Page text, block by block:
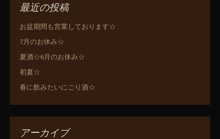
最近の投稿
お盆期間も営業しております☆
7月のお休み☆
夏酒☆6月のお休み☆
初夏☆
春に飲みたいにごり酒☆
アーカイブ